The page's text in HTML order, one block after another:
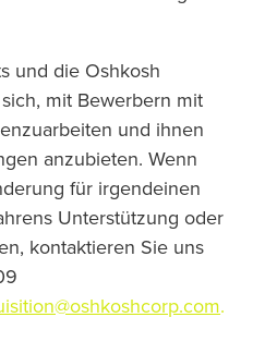
und die Oshkosh
mit Bewerbern mit
und ihnen
anzubieten. Wenn
für irgendeinen
Unterstützung oder
kontaktieren Sie uns
.